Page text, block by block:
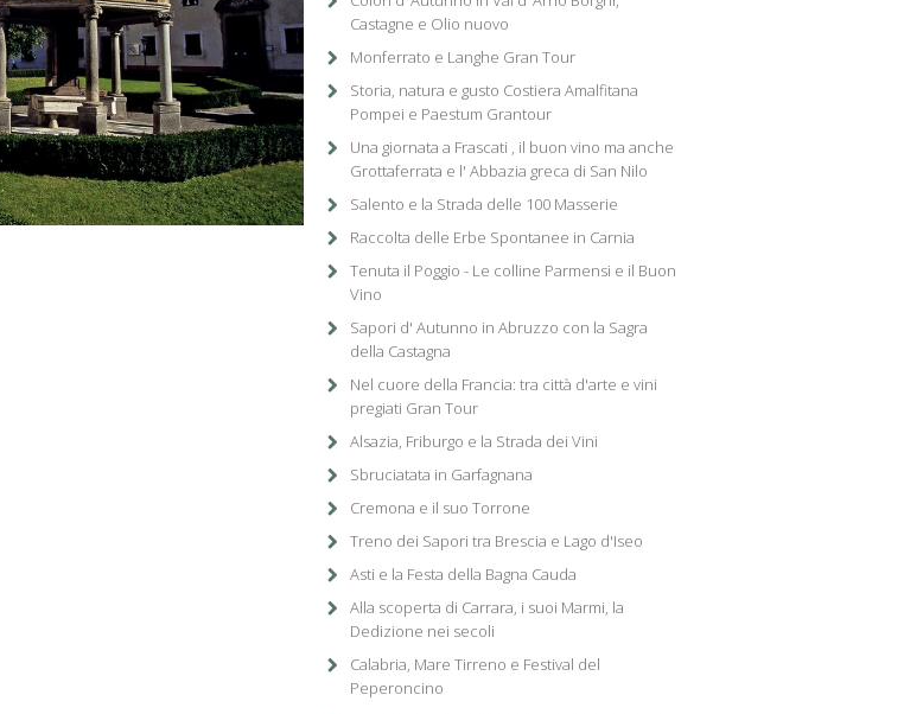
Castagne e Olio nuovo
Monferrato e Langhe Gran Tour
Storia, natura e gusto Costiera Amalfitana
Pompei e Paestum Grantour
Una giornata a Frascati , il buon vino ma anche
Grottaferrata e l' Abbazia greca di San Nilo
Salento e la Strada delle 100 Masserie
Raccolta delle Erbe Spontanee in Carnia
Tenuta il Poggio - Le colline Parmensi e il Buon
Vino
Sapori d' Autunno in Abruzzo con la Sagra
della Castagna
Nel cuore della Francia: tra città d'arte e vini
pregiati Gran Tour
Alsazia, Friburgo e la Strada dei Vini
Sbruciatata in Garfagnana
Cremona e il suo Torrone
Treno dei Sapori tra Brescia e Lago d'Iseo
Asti e la Festa della Bagna Cauda
Alla scoperta di Carrara, i suoi Marmi, la
Dedizione nei secoli
Calabria, Mare Tirreno e Festival del
Peperoncino